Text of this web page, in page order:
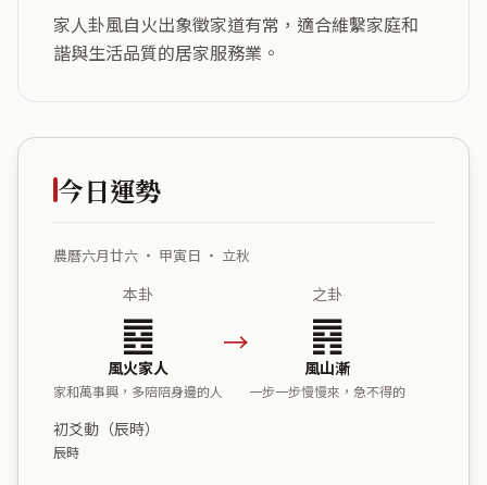
家人卦風自火出象徵家道有常，適合維繫家庭和
諧與生活品質的居家服務業。
今日運勢
農曆六月廿六 ・ 甲寅日 ・ 立秋
本卦
䷤
風火家人
家和萬事興，多陪陪身邊的人
→
之卦
䷴
風山漸
一步一步慢慢來，急不得的
初爻動（辰時）
辰時